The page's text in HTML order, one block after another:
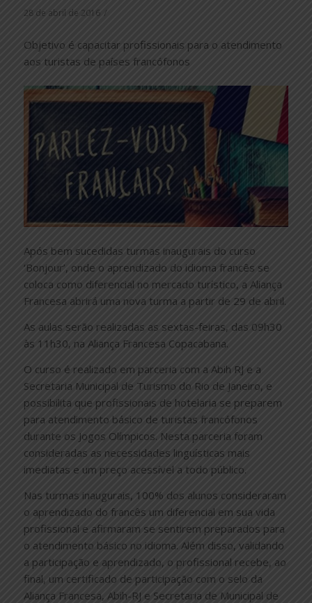
28 de abril de 2016 /
Objetivo é capacitar profissionais para o atendimento
aos turistas de países francófonos
Após bem sucedidas turmas inaugurais do curso
‘Bonjour’, onde o aprendizado do idioma francês se
coloca como diferencial no mercado turístico, a Aliança
Francesa abrirá uma nova turma a partir de 29 de abril.
As aulas serão realizadas as sextas-feiras, das 09h30
às 11h30, na Aliança Francesa Copacabana.
O curso é realizado em parceria com a Abih RJ e a
Secretaria Municipal de Turismo do Rio de Janeiro, e
possibilita que profissionais de hotelaria se preparem
para atendimento básico de turistas francófonos
durante os Jogos Olímpicos. Nesta parceria foram
consideradas as necessidades linguísticas mais
imediatas e um preço acessível a todo público.
Nas turmas inaugurais, 100% dos alunos consideraram
o aprendizado do francês um diferencial em sua vida
profissional e afirmaram se sentirem preparados para
o atendimento básico no idioma. Além disso, validando
a participação e aprendizado, o profissional recebe, ao
final, um certificado de participação com o selo da
Aliança Francesa, Abih-RJ e Secretaria de Municipal de